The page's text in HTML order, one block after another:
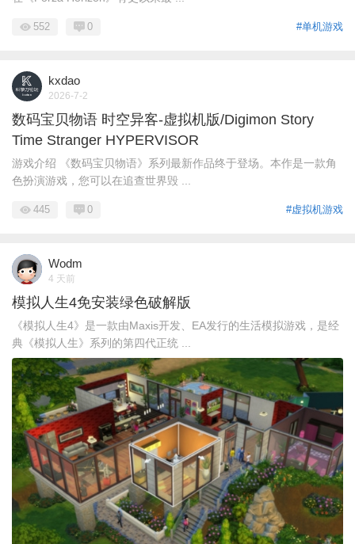
#单机游戏
552 0
kxdao
2026-7-2
数码宝贝物语 时空异客-虚拟机版/Digimon Story
Time Stranger HYPERVISOR
游戏介绍 《数码宝贝物语》系列最新作品终于登场。本作是一款角
色扮演游戏，您可以在追查世界毁 ...
#虚拟机游戏
445 0
Wodm
4 天前
模拟人生4免安装绿色破解版
《模拟人生4》是一款由Maxis开发、EA发行的生活模拟游戏，是经
典《模拟人生》系列的第四代正统 ...